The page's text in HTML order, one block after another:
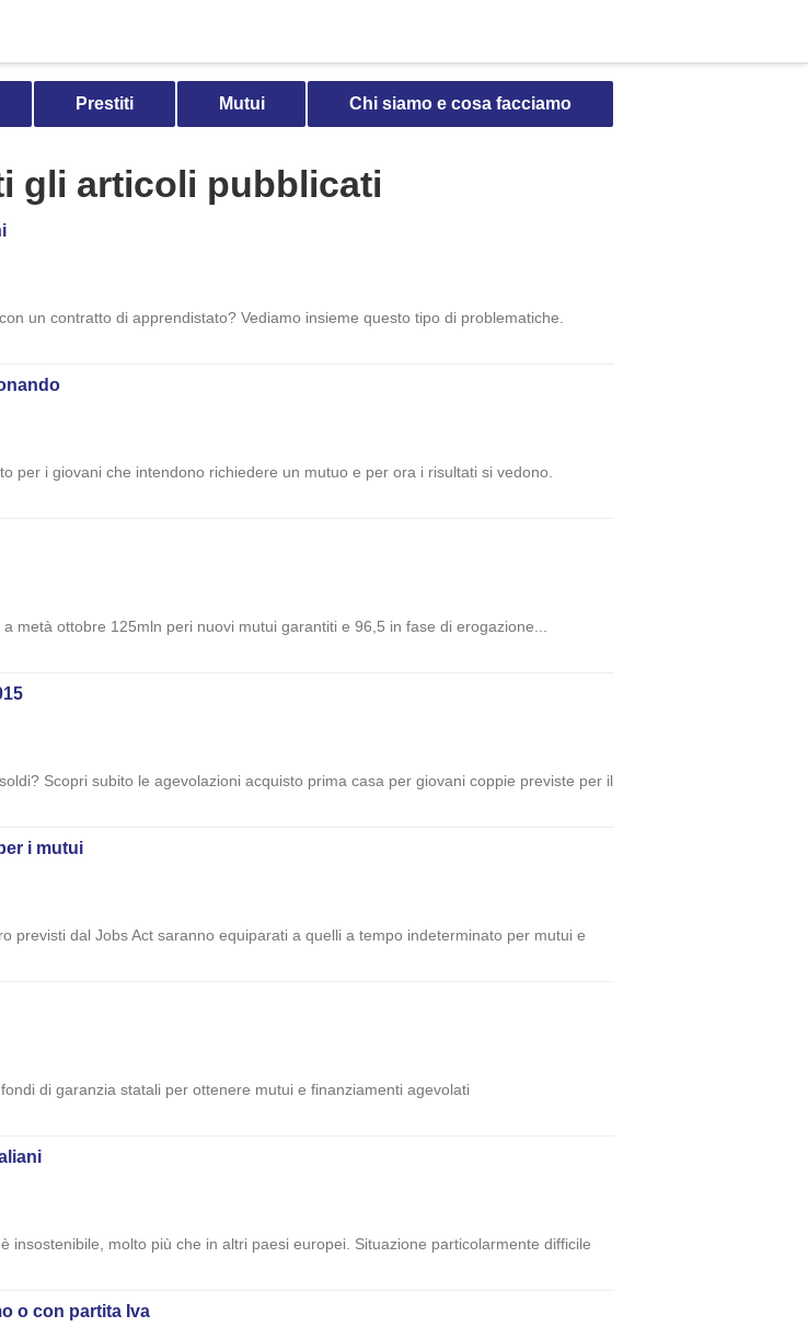
Prestiti Mutui Chi siamo e cosa facciamo
gli articoli pubblicati
un contratto di apprendistato? Vediamo insieme questo tipo di problematiche.
per i giovani che intendono richiedere un mutuo e per ora i risultati si vedono.
metà ottobre 125mln peri nuovi mutui garantiti e 96,5 in fase di erogazione...
Scopri subito le agevolazioni acquisto prima casa per giovani coppie previste per il
i mutui
previsti dal Jobs Act saranno equiparati a quelli a tempo indeterminato per mutui e
di garanzia statali per ottenere mutui e finanziamenti agevolati
insostenibile, molto più che in altri paesi europei. Situazione particolarmente difficile
o con partita Iva